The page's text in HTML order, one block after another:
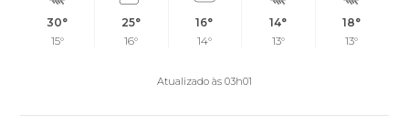
30°
15°
25°
16°
16°
14°
14°
13°
18°
13°
Atualizado às 03h01